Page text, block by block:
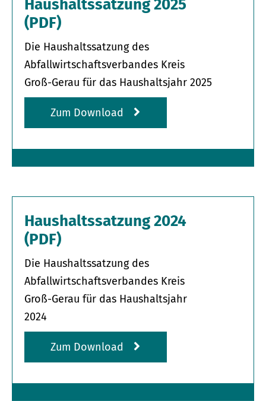
Haushaltssatzung 2025
(PDF)
Die Haushaltssatzung des
Abfallwirtschaftsverbandes Kreis
Groß-Gerau für das Haushaltsjahr 2025
Zum Download
Haushaltssatzung 2024
(PDF)
Die Haushaltssatzung des
Abfallwirtschaftsverbandes Kreis
Groß-Gerau für das Haushaltsjahr
2024
Zum Download